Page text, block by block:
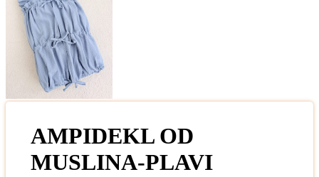
AMPIDEKL OD
MUSLINA-PLAVI